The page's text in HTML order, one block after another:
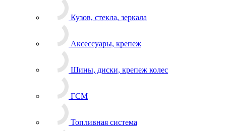
Кузов, стекла, зеркала
Аксессуары, крепеж
Шины, диски, крепеж колес
ГСМ
Топливная система